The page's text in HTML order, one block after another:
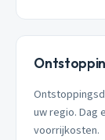
uw regio. Dag
voorrijkosten.